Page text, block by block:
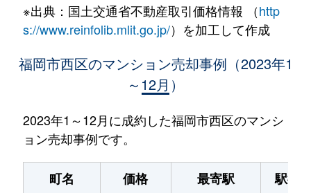
※出典：国土交通省不動産取引価格情報 （http
s://www.reinfolib.mlit.go.jp/）を加工して作成
福岡市西区のマンション売却事例（2023年1
～12月）
2023年1～12月に成約した福岡市西区のマンシ
ョン売却事例です。
町名 価格 最寄駅
駅徒